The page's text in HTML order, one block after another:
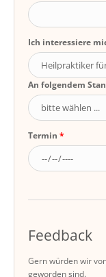
Ich interessiere
An folgendem
Termin
Feedback
Gern würden wir
geworden sind.